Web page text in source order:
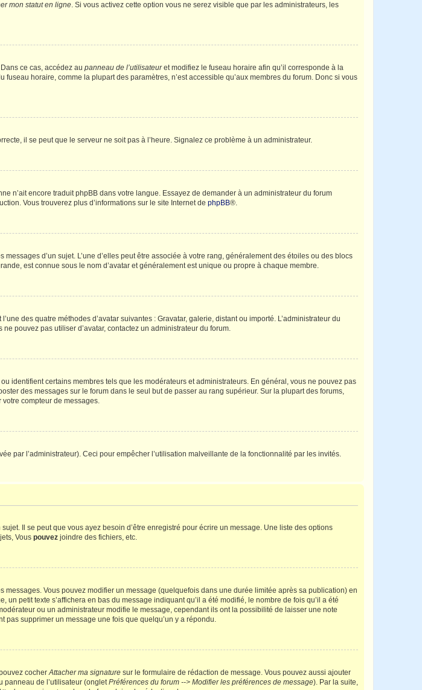
mon statut en ligne. Si vous activez cette option vous ne serez visible que par les administrateurs, les
ce cas, accédez au panneau de l’utilisateuret modifiez le fuseau horaire afin qu’il corresponde à la
horaire, comme la plupart des paramètres, n’est accessible qu’aux membres du forum. Donc si vous
il se peut que le serveur ne soit pas à l’heure. Signalez ce problème à un administrateur.
n’ait encore traduit phpBB dans votre langue. Essayez de demander à un administrateur du forum
Vous trouverez plus d’informations sur le site Internet de phpBB®.
d’un sujet. L’une d’elles peut être associée à votre rang, généralement des étoiles ou des blocs
est connue sous le nom d’avatar et généralement est unique ou propre à chaque membre.
des quatre méthodes d’avatar suivantes : Gravatar, galerie, distant ou importé. L’administrateur du
pouvez pas utiliser d’avatar, contactez un administrateur du forum.
identifient certains membres tels que les modérateurs et administrateurs. En général, vous ne pouvez pas
des messages sur le forum dans le seul but de passer au rang supérieur. Sur la plupart des forums,
compteur de messages.
par l’administrateur). Ceci pour empêcher l’utilisation malveillante de la fonctionnalité par les invités.
Il se peut que vous ayez besoin d’être enregistré pour écrire un message. Une liste des options
Vous pouvez joindre des fichiers, etc.
Vous pouvez modifier un message (quelquefois dans une durée limitée après sa publication) en
petit texte s’affichera en bas du message indiquant qu’il a été modifié, le nombre de fois qu’il a été
ou un administrateur modifie le message, cependant ils ont la possibilité de laisser une note
supprimer un message une fois que quelqu’un y a répondu.
cocherAttacher ma signature sur le formulaire de rédaction de message. Vous pouvez aussi ajouter
panneau de l’utilisateur (ongletPréférences du forum --> Modifier les préférences de message). Par la suite,